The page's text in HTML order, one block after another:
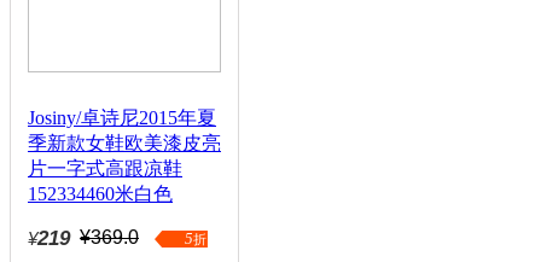
Josiny/卓诗尼2015年夏
季新款女鞋欧美漆皮亮
片一字式高跟凉鞋
152334460米白色
¥219 ¥369.0 5折